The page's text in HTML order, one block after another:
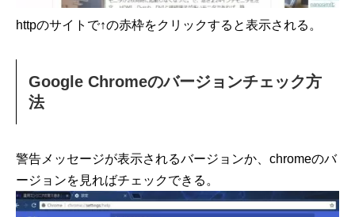
httpのサイトで↑の赤枠をクリックすると表示される。
Google Chromeのバージョンチェック方
法
警告メッセージが表示されるバージョンか、chromeのバ
ージョンを見ればチェックできる。